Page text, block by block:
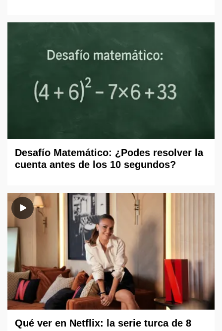
Desafío Matemático: ¿Podes resolver la
cuenta antes de los 10 segundos?
Qué ver en Netflix: la serie turca de 8